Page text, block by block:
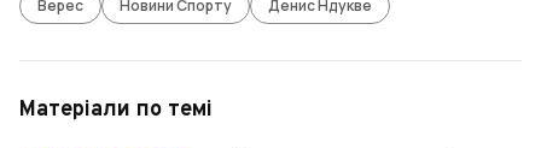
Верес Новини Спорту Денис Ндукве
Матеріали по темі